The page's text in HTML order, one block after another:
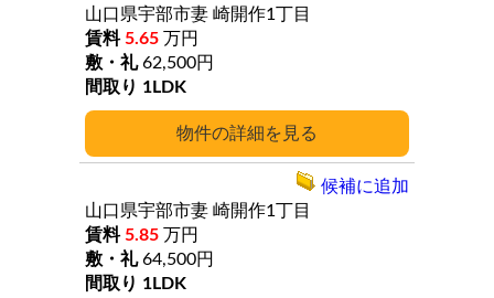
詳細
山口県宇部市妻 崎開作1丁目
5.65 万円
62,500円
1LDK
山口県宇部市妻 崎開作1丁目
5.85 万円
64,500円
1LDK
候補に追加